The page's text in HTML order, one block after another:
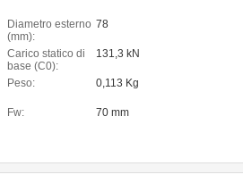
Diametro esterno
(mm):
78
Carico statico di
base (C0):
131,3 kN
Peso: 0,113 Kg
Fw: 70 mm